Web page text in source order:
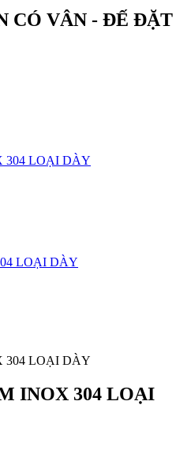
CÓ VÂN - ĐẾ ĐẶT
LOẠI DÀY
INOX 304 LOẠI